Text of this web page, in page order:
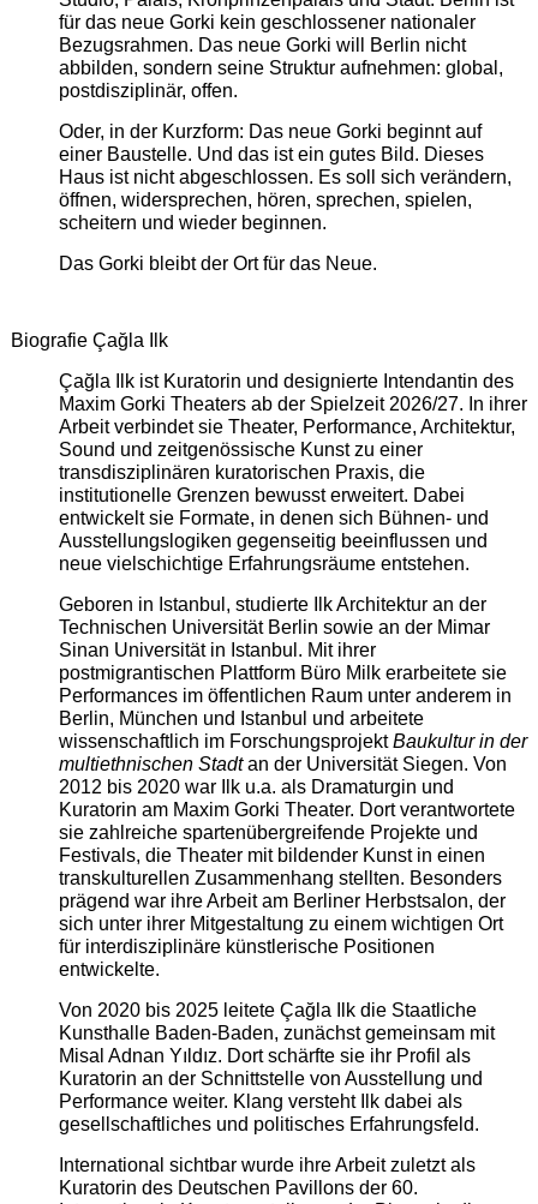
für das neue Gorki kein geschlossener nationaler
Bezugsrahmen. Das neue Gorki will Berlin nicht
abbilden, sondern seine Struktur aufnehmen: global,
postdisziplinär, offen.
Oder, in der Kurzform: Das neue Gorki beginnt auf
einer Baustelle. Und das ist ein gutes Bild. Dieses
Haus ist nicht abgeschlossen. Es soll sich verändern,
öffnen, widersprechen, hören, sprechen, spielen,
scheitern und wieder beginnen.
Das Gorki bleibt der Ort für das Neue.
Biografie Çağla Ilk
Çağla Ilk ist Kuratorin und designierte Intendantin des
Maxim Gorki Theaters ab der Spielzeit 2026/27. In ihrer
Arbeit verbindet sie Theater, Performance, Architektur,
Sound und zeitgenössische Kunst zu einer
transdisziplinären kuratorischen Praxis, die
institutionelle Grenzen bewusst erweitert. Dabei
entwickelt sie Formate, in denen sich Bühnen- und
Ausstellungslogiken gegenseitig beeinflussen und
neue vielschichtige Erfahrungsräume entstehen.
Geboren in Istanbul, studierte Ilk Architektur an der
Technischen Universität Berlin sowie an der Mimar
Sinan Universität in Istanbul. Mit ihrer
postmigrantischen Plattform Büro Milk erarbeitete sie
Performances im öffentlichen Raum unter anderem in
Berlin, München und Istanbul und arbeitete
wissenschaftlich im ForschungsprojektBaukultur in der
multiethnischen Stadtan der Universität Siegen. Von
2012 bis 2020 war Ilk u.a. als Dramaturgin und
Kuratorin am Maxim Gorki Theater. Dort verantwortete
sie zahlreiche spartenübergreifende Projekte und
Festivals, die Theater mit bildender Kunst in einen
transkulturellen Zusammenhang stellten. Besonders
prägend war ihre Arbeit am Berliner Herbstsalon, der
sich unter ihrer Mitgestaltung zu einem wichtigen Ort
für interdisziplinäre künstlerische Positionen
entwickelte.
Von 2020 bis 2025 leitete Çağla Ilk die Staatliche
Kunsthalle Baden-Baden, zunächst gemeinsam mit
Misal Adnan Yıldız. Dort schärfte sie ihr Profil als
Kuratorin an der Schnittstelle von Ausstellung und
Performance weiter. Klang versteht Ilk dabei als
gesellschaftliches und politisches Erfahrungsfeld.
International sichtbar wurde ihre Arbeit zuletzt als
Kuratorin des Deutschen Pavillons der 60.